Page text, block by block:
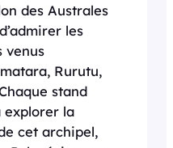
des Australes
les
venus
Rurutu,
stand
explorer la
cet archipel,